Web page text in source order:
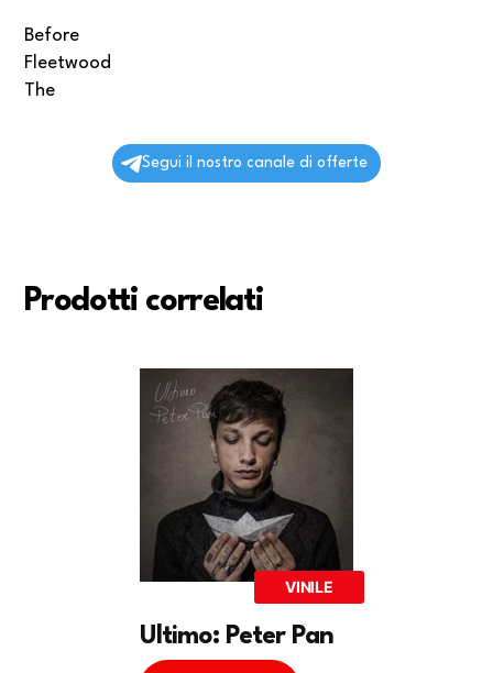
Before
Fleetwood
The
Segui il nostro canale di offerte
Prodotti correlati
VINILE
Ultimo: Peter Pan